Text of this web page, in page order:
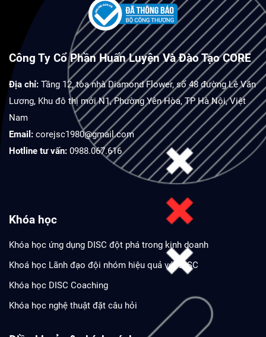
Công Ty Cổ Phần Huấn Luyện Và Đào Tạo CORE
Địa chỉ: Tầng 12, tòa nhà Diamond Flower, số 48 đường Lê Văn
Lương, Khu đô thị mới N1, Phường Yên Hòa, TP Hà Nội, Việt
Nam
Email: corejsc1980@gmail.com
Hotline tư vấn: 0988.067.616
Khóa học
Khóa học ứng dụng DISC đột phá trong kinh doanh
Khoá học Lãnh đạo đội nhóm hiệu quả với DISC
Khóa học DISC Coaching
Khóa học nghệ thuật đặt câu hỏi